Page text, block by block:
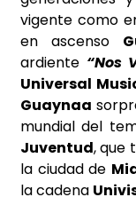
vigente como
en ascenso
ardiente “Nos
Universal
Guaynaa
mundial del
Juventud, que
la ciudad de
la cadena